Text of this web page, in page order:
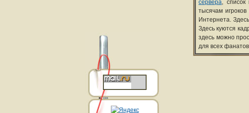
сервера, список
тысячам
Интернета.
Здесь куются
здесь можно
для всех